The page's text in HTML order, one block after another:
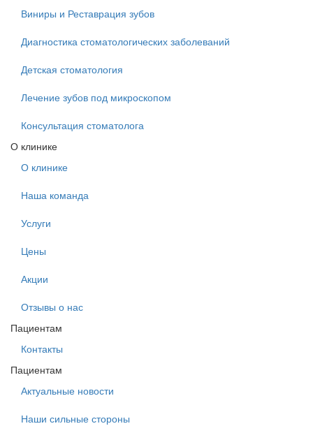
Виниры и Реставрация зубов
Диагностика стоматологических заболеваний
Детская стоматология
Лечение зубов под микроскопом
Консультация стоматолога
О клинике
О клинике
Наша команда
Услуги
Цены
Акции
Отзывы о нас
Пациентам
Контакты
Пациентам
Актуальные новости
Наши сильные стороны